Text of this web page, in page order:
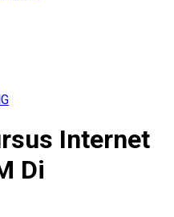
Internet
Di